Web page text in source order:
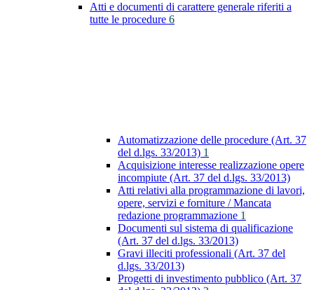
Atti e documenti di carattere generale riferiti a
tutte le procedure 6
Automatizzazione delle procedure (Art. 37
del d.lgs. 33/2013) 1
Acquisizione interesse realizzazione opere
incompiute (Art. 37 del d.lgs. 33/2013)
Atti relativi alla programmazione di lavori,
opere, servizi e forniture / Mancata
redazione programmazione 1
Documenti sul sistema di qualificazione
(Art. 37 del d.lgs. 33/2013)
Gravi illeciti professionali (Art. 37 del
d.lgs. 33/2013)
Progetti di investimento pubblico (Art. 37